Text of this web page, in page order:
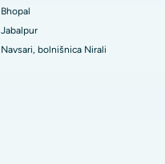
Bhopal
Jabalpur
Navsari, bolnišnica Nirali